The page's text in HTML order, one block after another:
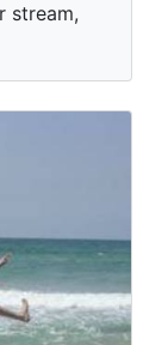
stream,